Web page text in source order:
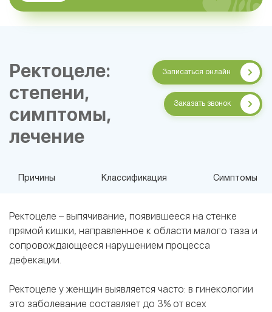
Ректоцеле:
степени,
симптомы,
лечение
Записаться онлайн
Заказать звонок
Причины Классификация Симптомы
Ректоцеле – выпячивание, появившееся на стенке
прямой кишки, направленное к области малого таза и
сопровождающееся нарушением процесса
дефекации.
Ректоцеле у женщин выявляется часто: в гинекологии
это заболевание составляет до 3% от всех